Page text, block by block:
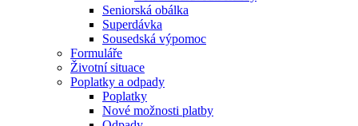
Seniorská obálka
Superdávka
Sousedská výpomoc
Formuláře
Životní situace
Poplatky a odpady
Poplatky
Nové možnosti platby